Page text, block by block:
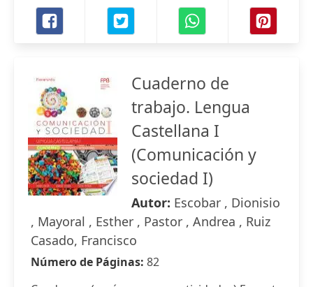
Cuaderno de
trabajo. Lengua
Castellana I
(Comunicación y
sociedad I)
Autor: Escobar , Dionisio
, Mayoral , Esther , Pastor , Andrea , Ruiz
Casado, Francisco
Número de Páginas: 82